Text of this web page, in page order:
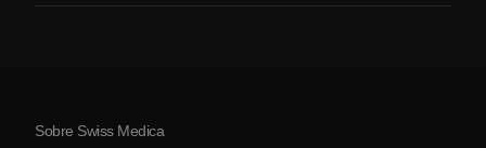
Artritis
Sobre Serbia
Sobre Swiss Medica